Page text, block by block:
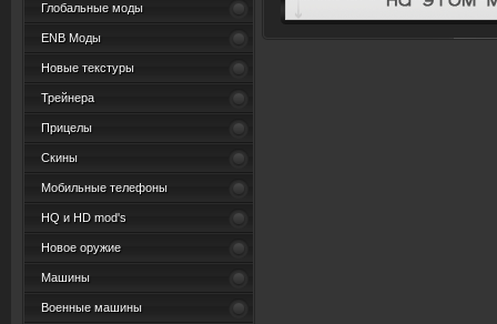
Глобальные моды
ENB Моды
Новые текстуры
Трейнера
Прицелы
Скины
Мобильные телефоны
HQ и HD mod's
Новое оружие
Машины
Военные машины